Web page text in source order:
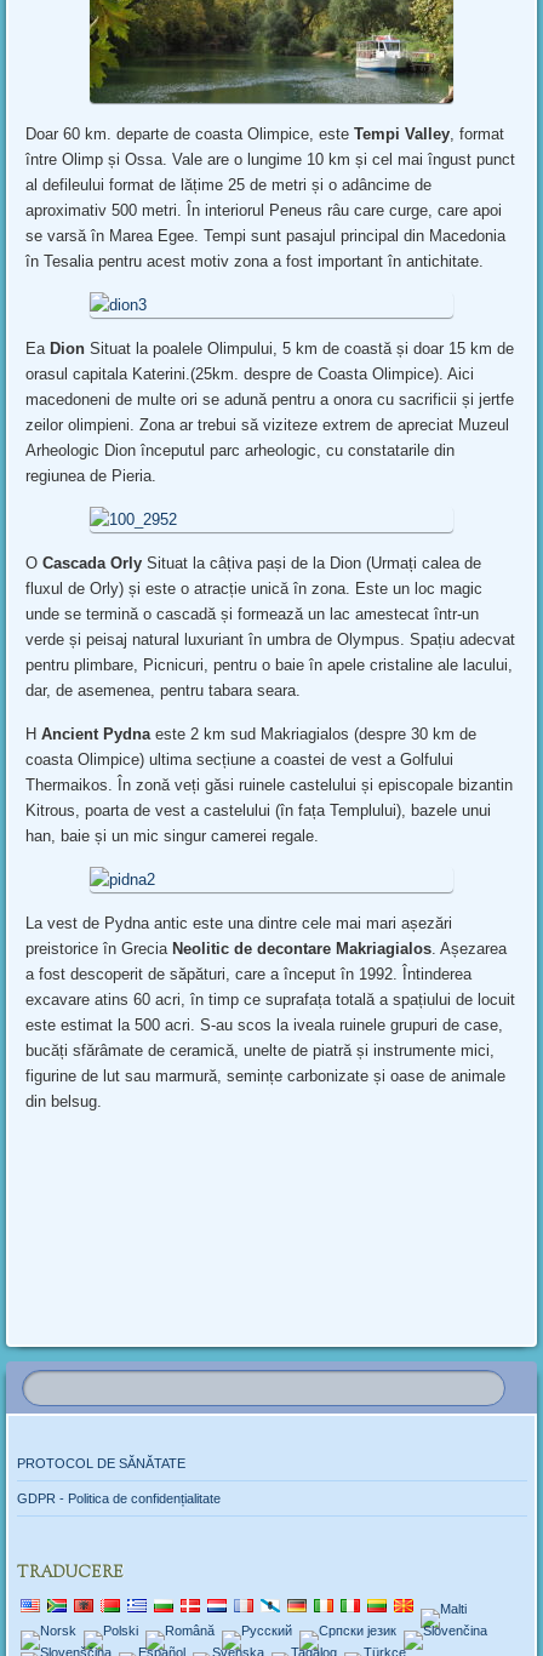
Doar 60 km. departe de coasta Olimpice, esteTempi Valley , format
între Olimp și Ossa. Vale are o lungime 10 km și cel mai îngust punct
al defileului format de lățime 25 de metri și o adâncime de
aproximativ 500 metri. În interiorul Peneus râu care curge, care apoi
se varsă în Marea Egee. Tempi sunt pasajul principal din Macedonia
în Tesalia pentru acest motiv zona a fost important în antichitate.
Ea Dion Situat la poalele Olimpului, 5 km de coastă și doar 15 km de
orasul capitala Katerini.(25km. despre de Coasta Olimpice). Aici
macedoneni de multe ori se adună pentru a onora cu sacrificii și jertfe
zeilor olimpieni. Zona ar trebui să viziteze extrem de apreciat Muzeul
Arheologic Dion începutul parc arheologic, cu constatarile din
regiunea de Pieria.
Ο Cascada Orly Situat la câțiva pași de la Dion (Urmați calea de
fluxul de Orly) și este o atracție unică în zona. Este un loc magic
unde se termină o cascadă și formează un lac amestecat într-un
verde și peisaj natural luxuriant în umbra de Olympus. Spațiu adecvat
pentru plimbare, Picnicuri, pentru o baie în apele cristaline ale lacului,
dar, de asemenea, pentru tabara seara.
Η Ancient Pydna este 2 km sud Makriagialos (despre 30 km de
coasta Olimpice) ultima secțiune a coastei de vest a Golfului
Thermaikos. În zonă veți găsi ruinele castelului și episcopale bizantin
Kitrous, poarta de vest a castelului (în fața Templului), bazele unui
han, baie și un mic singur camerei regale.
La vest de Pydna antic este una dintre cele mai mari așezări
preistorice în Grecia Neolitic de decontare Makriagialos . Așezarea
a fost descoperit de săpături, care a început în 1992. Întinderea
excavare atins 60 acri, în timp ce suprafața totală a spațiului de locuit
este estimat la 500 acri. S-au scos la iveala ruinele grupuri de case,
bucăți sfărâmate de ceramică, unelte de piatră și instrumente mici,
figurine de lut sau marmură, semințe carbonizate și oase de animale
din belsug.
PROTOCOL DE SĂNĂTATE
GDPR - Politica de confidențialitate
TRADUCERE